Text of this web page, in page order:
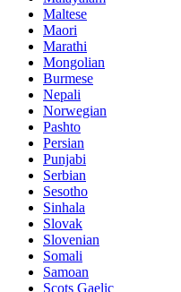
Maltese
Maori
Marathi
Mongolian
Burmese
Nepali
Norwegian
Pashto
Persian
Punjabi
Serbian
Sesotho
Sinhala
Slovak
Slovenian
Somali
Samoan
Scots Gaelic